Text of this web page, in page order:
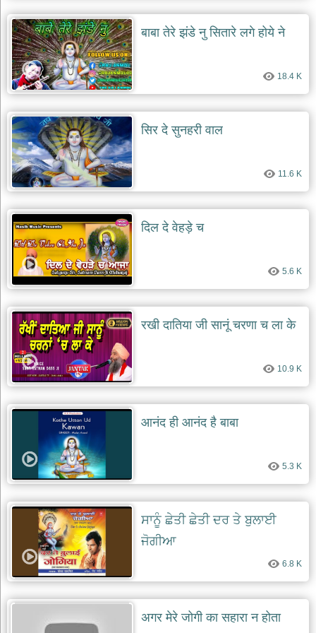
बाबा तेरे झंडे नु सितारे लगे होये ने
18.4 K
सिर दे सुनहरी वाल
11.6 K
दिल दे वेहड़े च
5.6 K
रखी दातिया जी सानूं चरणा च ला के
10.9 K
आनंद ही आनंद है बाबा
5.3 K
ਸਾਨੂੰ ਛੇਤੀ ਛੇਤੀ ਦਰ ਤੇ ਬੁਲਾਈ
ਜੋਗੀਆ
6.8 K
अगर मेरे जोगी का सहारा न होता